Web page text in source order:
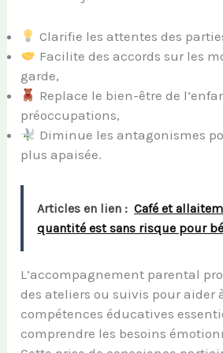
Clarifie les attentes des
Facilite des accords sur les
garde,
Replace le bien-être de
préoccupations,
Diminue les antagonismes
plus apaisée.
Articles en lien : Café et
quantité est sans risque pour
L’accompagnement parental
des ateliers ou suivis pour aider
compétences éducatives
comprendre les besoins